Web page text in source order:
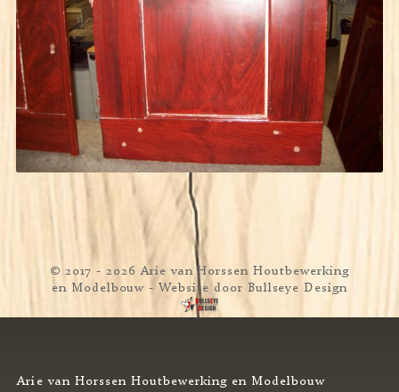
© 2017 - 2026 Arie van Horssen Houtbewerking
en Modelbouw- Website door Bullseye Design
Arie van Horssen Houtbewerking en Modelbouw